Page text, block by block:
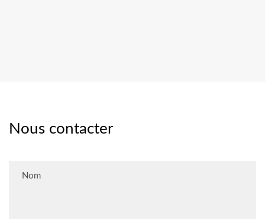
Nous contacter
Nom